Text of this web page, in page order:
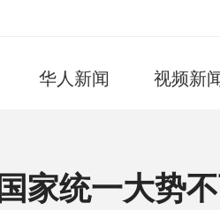
华人新闻 视频新
家统一大势